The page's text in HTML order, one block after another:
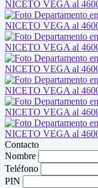
Contacto
Nombre
Teléfono
PIN